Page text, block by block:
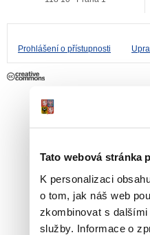
Tato webová stránka
K personalizaci
o tom, jak náš web
zkombinovat s
služby. Informace o
Prohlášení o přístupnosti